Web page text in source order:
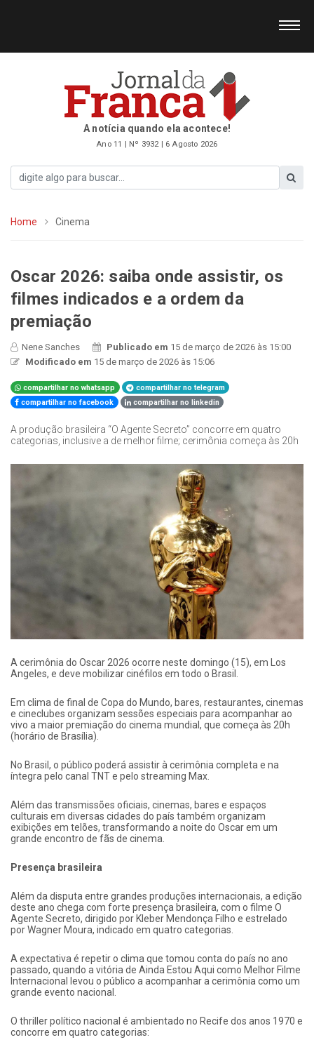
A notícia quando ela acontece!
Ano 11 | Nº 3932 | 6 Agosto 2026
Home Cinema
Oscar 2026: saiba onde assistir, os
filmes indicados e a ordem da
premiação
Nene Sanches Publicado em 15 de março de 2026 às 15:00
Modificado em 15 de março de 2026 às 15:06
compartilhar no whatsapp
compartilhar no telegram
compartilhar no facebook
compartilhar no linkedin
A produção brasileira “O Agente Secreto” concorre em quatro
categorias, inclusive a de melhor filme; cerimônia começa às 20h
A cerimônia do Oscar 2026 ocorre neste domingo (15), em Los
Angeles, e deve mobilizar cinéfilos em todo o Brasil.
Em clima de final de Copa do Mundo, bares, restaurantes, cinemas
e cineclubes organizam sessões especiais para acompanhar ao
vivo a maior premiação do cinema mundial, que começa às 20h
(horário de Brasília).
No Brasil, o público poderá assistir à cerimônia completa e na
íntegra pelo canal TNT e pelo streaming Max.
Além das transmissões oficiais, cinemas, bares e espaços
culturais em diversas cidades do país também organizam
exibições em telões, transformando a noite do Oscar em um
grande encontro de fãs de cinema.
Presença brasileira
Além da disputa entre grandes produções internacionais, a edição
deste ano chega com forte presença brasileira, com o filme O
Agente Secreto, dirigido por Kleber Mendonça Filho e estrelado
por Wagner Moura, indicado em quatro categorias.
A expectativa é repetir o clima que tomou conta do país no ano
passado, quando a vitória de Ainda Estou Aqui como Melhor Filme
Internacional levou o público a acompanhar a cerimônia como um
grande evento nacional.
O thriller político nacional é ambientado no Recife dos anos 1970 e
concorre em quatro categorias: